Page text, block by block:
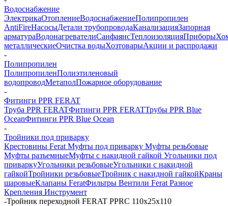
Водоснабжение
ЭлектрикаОтоплениеВодоснабжениеПолипропилен
AntiFireНасосыДетали трубопроводаКанализацияЗапорная
арматураВодонагревателиСанфаянсТеплоизоляцияПриборы
металлическиеОчистка водыХозтоварыАкции и распродажи
-
Полипропилен
ПолипропиленПолиэтиленовый
водопроводМетаполПожарное оборудование
-
Фитинги PPR FERAT
Труба PPR FERATФитинги PPR FERATТрубы PPR Blue
OceanФитинги PPR Blue Ocean
-
Тройники под приварку
Крестовины Ferat Муфты под приварку Муфты резьбовые
Муфты разъемныеМуфты с накидной гайкой Угольники под
приваркуУгольники резьбовыеУгольники с накидной
гайкойТройники резьбовыеТройник с накидной гайкойКраны
шаровыеКлапаны FeratФильтры Вентили Ferat Разное
Крепления Инструмент
-Тройник переходной FERAT PPRC 110х25х110